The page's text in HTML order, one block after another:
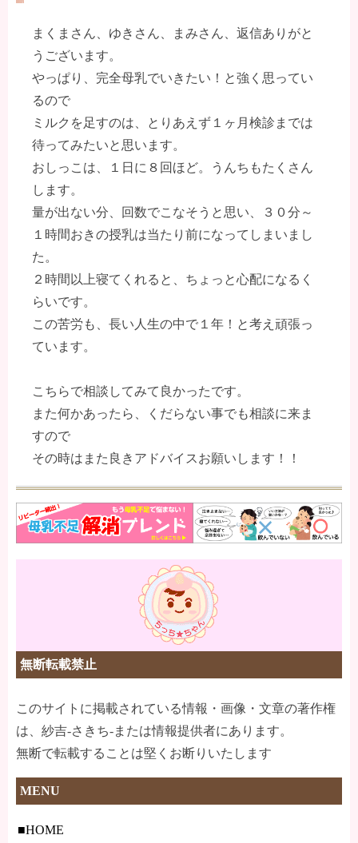
まくまさん、ゆきさん、まみさん、返信ありがと
うございます。
やっぱり、完全母乳でいきたい！と強く思ってい
るので
ミルクを足すのは、とりあえず１ヶ月検診までは
待ってみたいと思います。
おしっこは、１日に８回ほど。うんちもたくさん
します。
量が出ない分、回数でこなそうと思い、３０分～
１時間おきの授乳は当たり前になってしまいまし
た。
２時間以上寝てくれると、ちょっと心配になるく
らいです。
この苦労も、長い人生の中で１年！と考え頑張っ
ています。
こちらで相談してみて良かったです。
また何かあったら、くだらない事でも相談に来ま
すので
その時はまた良きアドバイスお願いします！！
無断転載禁止
このサイトに掲載されている情報・画像・文章の著作権
は、紗吉-さきち-または情報提供者にあります。
無断で転載することは堅くお断りいたします
MENU
HOME